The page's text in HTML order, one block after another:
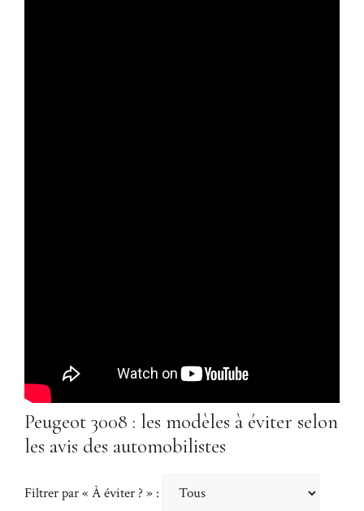
Peugeot 3008 : les modèles à éviter selon
les avis des automobilistes
Filtrer par « À éviter ? » :